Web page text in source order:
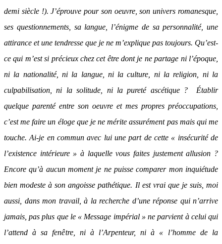
demi siècle !). J’éprouve pour son oeuvre, son univers romanesque,
ses questionnements, sa langue, l’énigme de sa personnalité, une
attirance et une tendresse que je ne m’explique pas toujours. Qu’est-
ce qui m’est si précieux chez cet être dont je ne partage ni l’époque,
ni la nationalité, ni la langue, ni la culture, ni la religion, ni la
culpabilisation, ni la solitude, ni la pureté ascétique ? Établir
quelque parenté entre son oeuvre et mes propres préoccupations,
c’est me faire un éloge que je ne mérite assurément pas mais qui me
touche. Ai-je en commun avec lui une part de cette « insécurité de
l’existence intérieure » à laquelle vous faites justement allusion ?
Encore qu’à aucun moment je ne puisse comparer mon inquiétude
bien modeste à son angoisse pathétique. Il est vrai que je suis, moi
aussi, dans mon travail, à la recherche d’une réponse qui n’arrive
jamais, pas plus que le « Message impérial » ne parvient à celui qui
l’attend à sa fenêtre, ni à l’Arpenteur, ni à « l’homme de la